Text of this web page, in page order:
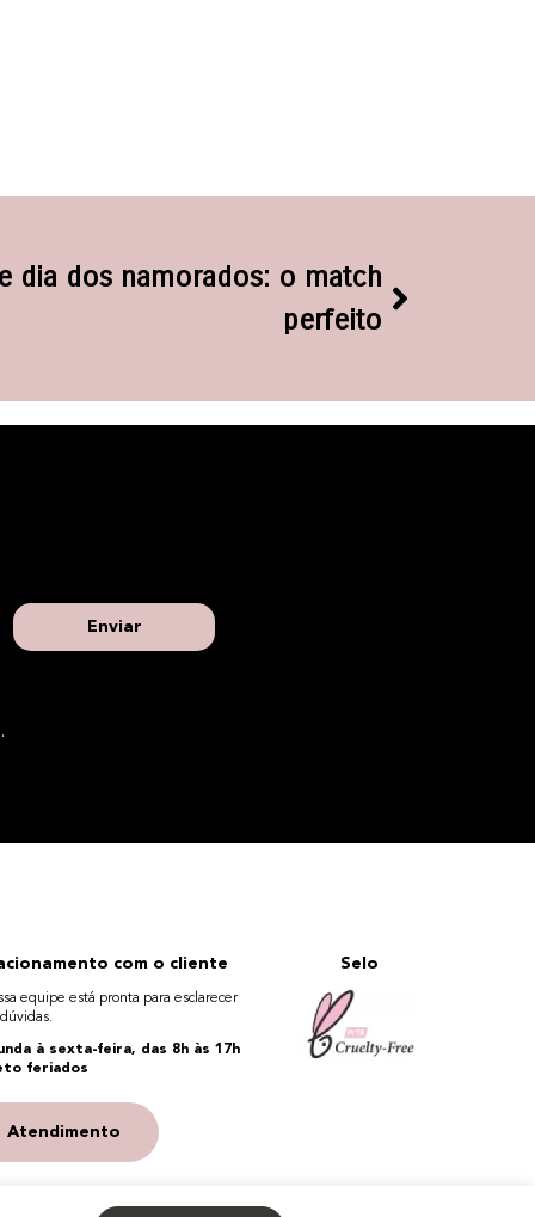
dia dos namorados: o match
perfeito
Enviar
com o cliente
equipe está pronta para esclarecer
à sexta-feira, das 8h às 17h
feriados
Atendimento
Selo